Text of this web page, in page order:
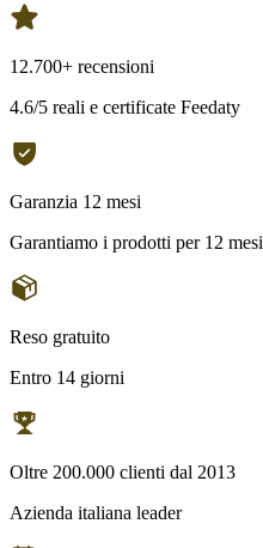
12.700+ recensioni
4.6/5 reali e certificate Feedaty
Garanzia 12 mesi
Garantiamo i prodotti per 12 mesi
Reso gratuito
Entro 14 giorni
Oltre 200.000 clienti dal 2013
Azienda italiana leader